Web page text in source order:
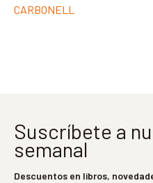
de
CARBONELL
Suscríbete a
semanal
Descuentos en libros,